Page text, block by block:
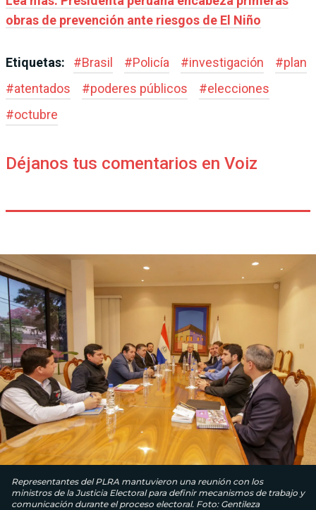
obras de prevención ante riesgos de El Niño
Etiquetas: #Brasil #Policía #investigación #plan
#atentados #poderes públicos #elecciones
#octubre
Déjanos tus comentarios en Voiz
Representantes del PLRA mantuvieron una reunión con los
ministros de la Justicia Electoral para definir mecanismos de trabajo y
comunicación durante el proceso electoral. Foto: Gentileza